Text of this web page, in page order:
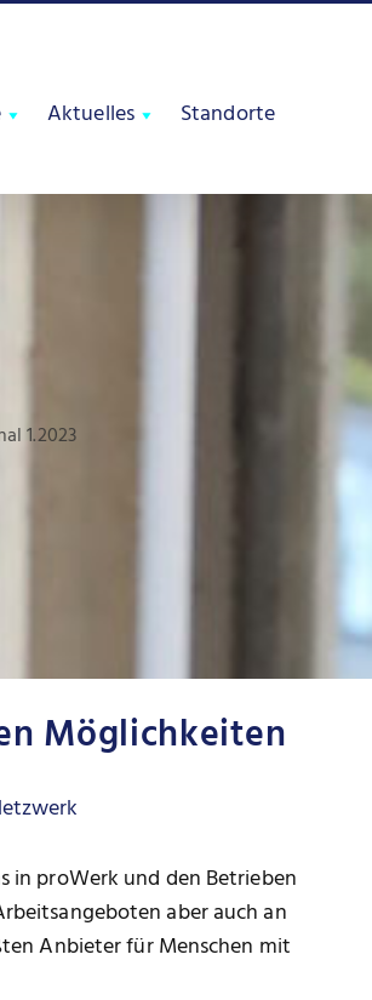
Aktuelles Standorte
1.2023
Möglichkeiten
in proWerk und den Betrieben
aber auch an
Anbieter für Menschen mit